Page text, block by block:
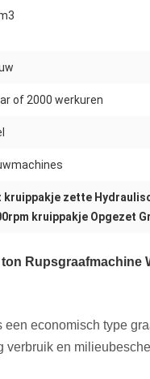
of 2000 werkuren
kruippakje zette
kruippakje Opgezet
Rupsgraafmachine
een economisch type
verbruik en